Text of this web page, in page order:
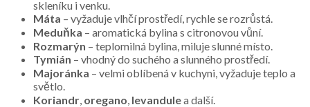
skleníku i venku.
Máta – vyžaduje vlhčí prostředí, rychle se rozrůstá.
Meduňka – aromatická bylina s citronovou vůní.
Rozmarýn – teplomilná bylina, miluje slunné místo.
Tymián – vhodný do suchého a slunného prostředí.
Majoránka – velmi oblíbená v kuchyni, vyžaduje teplo a
světlo.
Koriandr oregano levandulea další.